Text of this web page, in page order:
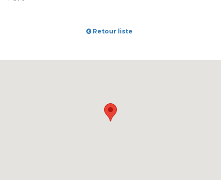
Retour liste